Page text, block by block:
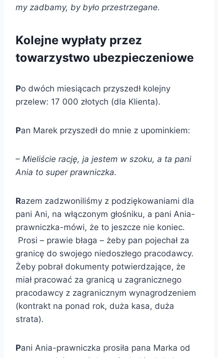
my zadbamy, by było przestrzegane.
Kolejne wypłaty przez
towarzystwo ubezpieczeniowe
Po dwóch miesiącach przyszedł kolejny
przelew: 17 000 złotych (dla Klienta).
Pan Marek przyszedł do mnie z upominkiem:
– Mieliście rację, ja jestem w szoku, a ta pani
Ania to super prawniczka.
Razem zadzwoniliśmy z podziękowaniami dla
pani Ani, na włączonym głośniku, a pani Ania-
prawniczka-mówi, że to jeszcze nie koniec.
Prosi – prawie błaga – żeby pan pojechał za
granicę do swojego niedoszłego pracodawcy.
Żeby pobrał dokumenty potwierdzające, że
miał pracować za granicą u zagranicznego
pracodawcy z zagranicznym wynagrodzeniem
(kontrakt na ponad rok, duża kasa, duża
strata).
Pani Ania-prawniczka prosiła pana Marka od